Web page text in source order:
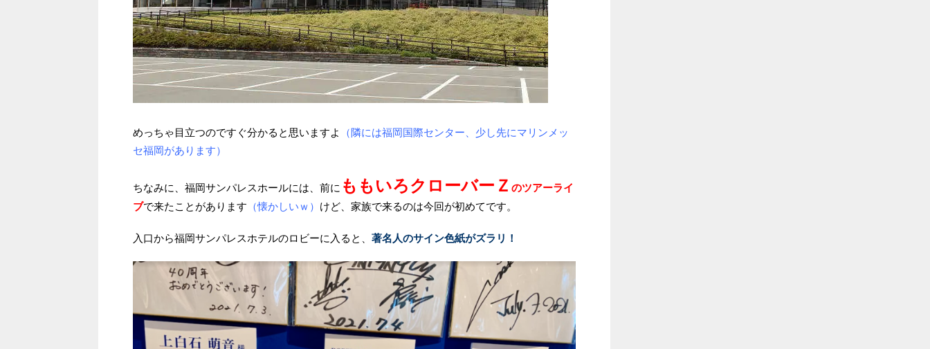
めっちゃ目立つのですぐ分かると思いますよ
（隣には福岡国際センター、少し先にマリンメッ
セ福岡があります）
ちなみに、福岡サンパレスホールには、前に ももいろクローバーＺ のツアーライ
ブで来たことがあります （懐かしいｗ） けど、家族で来るのは今回が初めてです。
入口から福岡サンパレスホテルのロビーに入ると、 著名人のサイン色紙がズラリ！